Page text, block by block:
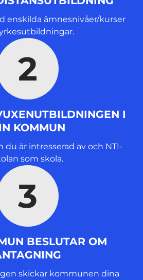
t
e
enskilda ämnesnivåer/kurser
2
I
KOMMUN
du är intresserad av och NTI-
som skola.
3
BESLUTAR OM
skickar kommunen dina